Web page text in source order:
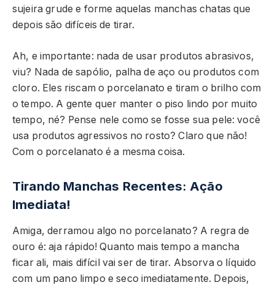
sujeira grude e forme aquelas manchas chatas que
depois são difíceis de tirar.
Ah, e importante: nada de usar produtos abrasivos,
viu? Nada de sapólio, palha de aço ou produtos com
cloro. Eles riscam o porcelanato e tiram o brilho com
o tempo. A gente quer manter o piso lindo por muito
tempo, né? Pense nele como se fosse sua pele: você
usa produtos agressivos no rosto? Claro que não!
Com o porcelanato é a mesma coisa.
Tirando Manchas Recentes: Ação
Imediata!
Amiga, derramou algo no porcelanato? A regra de
ouro é: aja rápido! Quanto mais tempo a mancha
ficar ali, mais difícil vai ser de tirar. Absorva o líquido
com um pano limpo e seco imediatamente. Depois,